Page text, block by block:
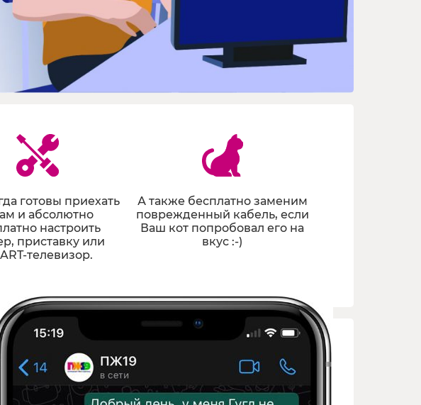
готовы приехать
и абсолютно
настроить
приставку или
телевизор.
А также бесплатно заменим
поврежденный кабель, если
Ваш кот попробовал его на
вкус :-)